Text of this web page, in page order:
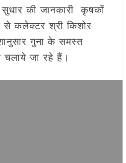
सुधार की जानकारी कृषकों
से कलेक्‍टर श्री किशोर
गुना के समस्त
जा रहे हैं।